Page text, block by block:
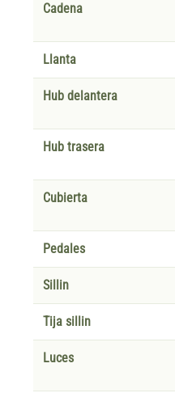
Cadena
Llanta
Hub delantera
Hub trasera
Cubierta
Pedales
Sillin
Tija sillin
Luces